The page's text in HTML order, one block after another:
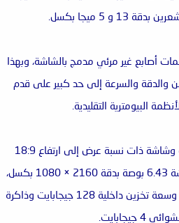
و 5 ميجا بكسل.
أصابع غير مرئي مدمج بالشاشة، وبهذا
والدقة والسرعة إلى حد كبير على قدم
البيومترية التقليدية.
وسيأتي الهاتف بحواف رقيقة وشاشة ذات نسبة عرض إلى ارتفاع 18:9
العصرية، وسيكون مقاس الشاشة 6.43 بوصة بدقة 2160 × 1080 بكسل،
بالإضافة إلى ميزة Face Wake، وسعة تخزين داخلية 128 جيجابايت وذاكرة
جيجابايت.